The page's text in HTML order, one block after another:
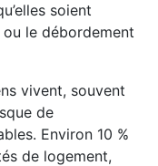
soient
le débordement
vivent, souvent
de
Environ 10 %
de logement,